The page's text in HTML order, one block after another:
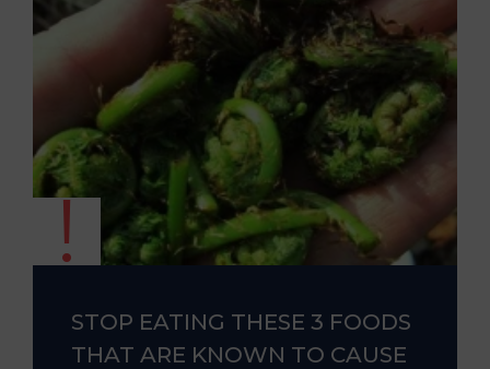
STOP EATING THESE 3 FOODS
THAT ARE KNOWN TO CAUSE